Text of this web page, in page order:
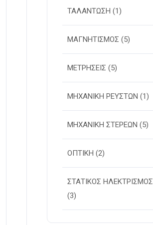
ΤΑΛΑΝΤΩΣΗ (1)
ΜΑΓΝΗΤΙΣΜΟΣ (5)
ΜΕΤΡΗΣΕΙΣ (5)
ΜΗΧΑΝΙΚΗ ΡΕΥΣΤΩΝ (1)
ΜΗΧΑΝΙΚΗ ΣΤΕΡΕΩΝ (5)
ΟΠΤΙΚΗ (2)
ΣΤΑΤΙΚΟΣ ΗΛΕΚΤΡΙΣΜΟΣ
(3)